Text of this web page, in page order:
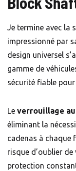
Je termine avec la
impressionné par
design universel
gamme de
sécurité fiable
Le verrouillage
éliminant la
cadenas à chaque
risque d’oublier
protection